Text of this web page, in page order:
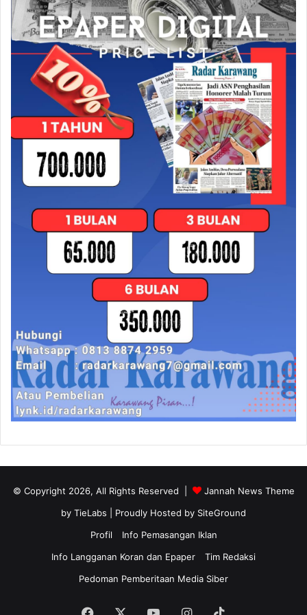
© Copyright 2026, All Rights Reserved |
Jannah News Theme
by TieLabs | Proudly Hosted by SiteGround
Profil
Info Pemasangan Iklan
Info Langganan Koran dan Epaper
Tim Redaksi
Pedoman Pemberitaan Media Siber
Facebook YouTubeInstagram